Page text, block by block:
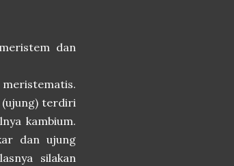
dan
(ujung) terdiri
kambium.
dan ujung
silakan